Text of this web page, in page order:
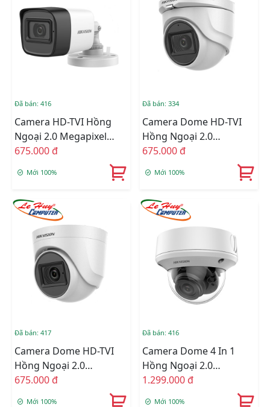
Đã bán: 416
Camera HD-TVI Hồng
Ngoại 2.0 Megapixel
HIKVISION DS-
675.000 đ
Mới 100%
Đã bán: 334
Camera Dome HD-TVI
Hồng Ngoại 2.0
Megapixel HIKVISION
675.000 đ
Mới 100%
Đã bán: 417
Camera Dome HD-TVI
Hồng Ngoại 2.0
Megapixel HIKVISION
675.000 đ
Mới 100%
Đã bán: 416
Camera Dome 4 In 1
Hồng Ngoại 2.0
Megapixel HIKVISION
DS-2CE5AD3T-VPIT3ZF
1.299.000 đ
Mới 100%